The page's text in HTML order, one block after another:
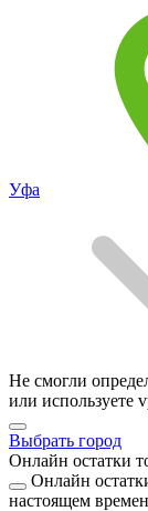
Уфа
Не смогли
или используете
Выбрать город
Онлайн остатки
Онлайн
настоящем